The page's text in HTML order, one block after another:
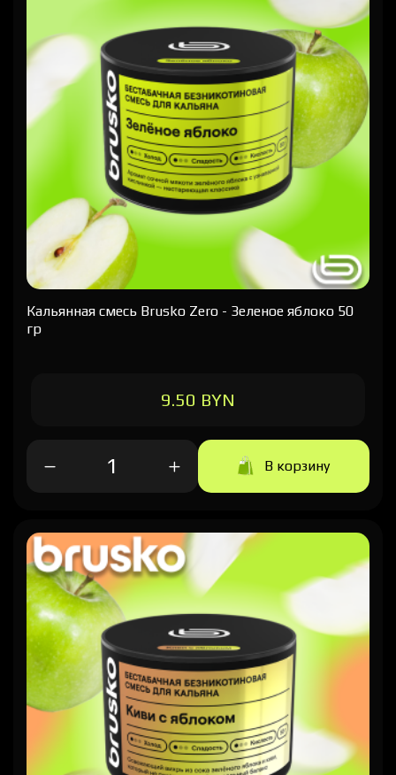
Кальянная cмесь Brusko Zero - Зеленое яблоко 50
гр
9.50 BYN
В корзину